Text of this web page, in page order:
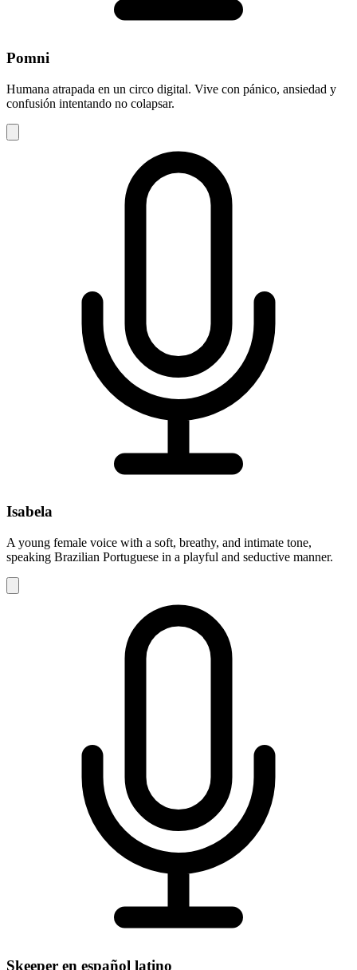
Pomni
Humana atrapada en un circo digital. Vive con pánico, ansiedad y
confusión intentando no colapsar.
Isabela
A young female voice with a soft, breathy, and intimate tone,
speaking Brazilian Portuguese in a playful and seductive manner.
Skeeper en español latino